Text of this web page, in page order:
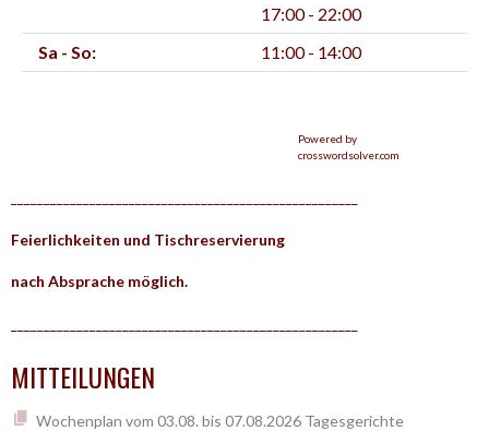
17:00 - 22:00
Sa - So:
11:00 - 14:00
Powered by
crosswordsolver.com
Feierlichkeiten und Tischreservierung
nach Absprache möglich.
MITTEILUNGEN
Wochenplan vom 03.08. bis 07.08.2026 Tagesgerichte